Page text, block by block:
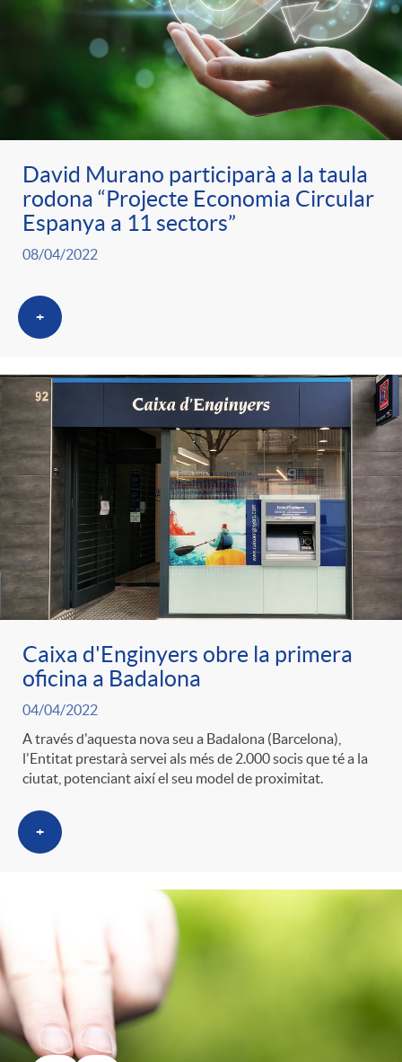
David Murano participarà a la taula
rodona “Projecte Economia Circular
Espanya a 11 sectors”
08/04/2022
+
Caixa d'Enginyers obre la primera
oficina a Badalona
04/04/2022
A través d'aquesta nova seu a Badalona (Barcelona),
l'Entitat prestarà servei als més de 2.000 socis que té a la
ciutat, potenciant així el seu model de proximitat.
+